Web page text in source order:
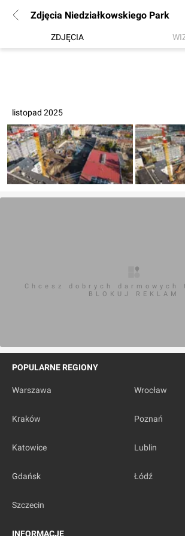
Zdjęcia Niedziałkowskiego Park
ZDJĘCIA
listopad 2025
Chcesz dobrych darmowych
BLOKUJ REKLAM
POPULARNE REGIONY
Warszawa Wrocław
Kraków Poznań
Katowice Lublin
Gdańsk Łódź
Szczecin
INFORMACJE